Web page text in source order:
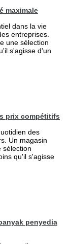
maximale
dans la vie
entreprises.
une sélection
s'agisse d'un
prix compétitifs
des
Un magasin
sélection
qu'il s'agisse
penyedia